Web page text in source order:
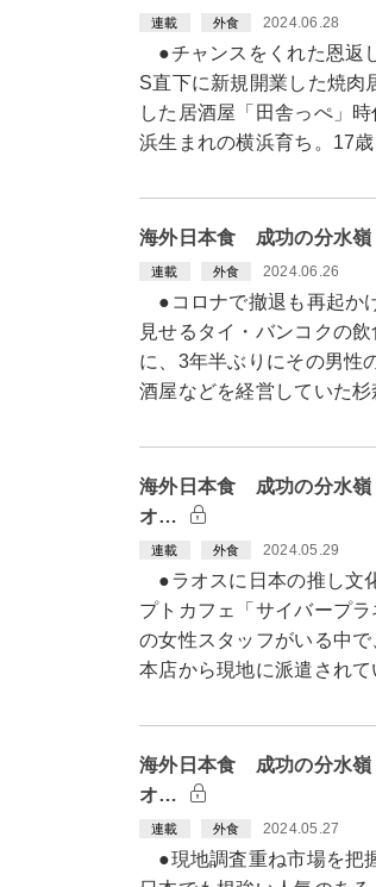
連載 外食 2024.06.28
●チャンスをくれた恩返
S直下に新規開業した焼肉
した居酒屋「田舎っぺ」
浜生まれの横浜育ち。17
海外日本食 成功の分水嶺
連載 外食 2024.06.26
●コロナで撤退も再起か
見せるタイ・バンコクの
に、3年半ぶりにその男性
酒屋などを経営していた
海外日本食 成功の分水嶺
オ…
連載 外食 2024.05.29
●ラオスに日本の推し文
プトカフェ「サイバープ
の女性スタッフがいる中
本店から現地に派遣され
海外日本食 成功の分水嶺
オ…
連載 外食 2024.05.27
●現地調査重ね市場を把